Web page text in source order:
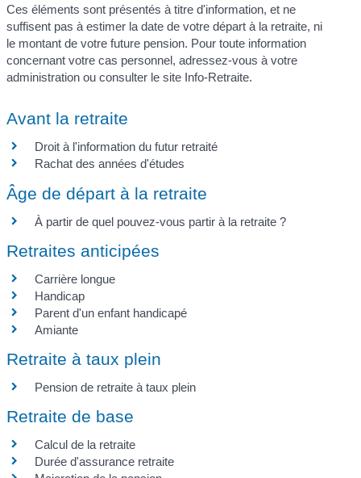
Ces éléments sont présentés à titre d'information, et ne
suffisent pas à estimer la date de votre départ à la retraite, ni
le montant de votre future pension. Pour toute information
concernant votre cas personnel, adressez-vous à votre
administration ou consulter le site Info-Retraite.
Avant la retraite
Droit à l'information du futur retraité
Rachat des années d'études
Âge de départ à la retraite
À partir de quel pouvez-vous partir à la retraite ?
Retraites anticipées
Carrière longue
Handicap
Parent d'un enfant handicapé
Amiante
Retraite à taux plein
Pension de retraite à taux plein
Retraite de base
Calcul de la retraite
Durée d'assurance retraite